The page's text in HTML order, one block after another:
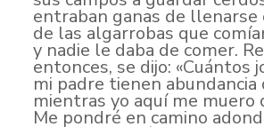
entraban ganas de
de las algarrobas que
y nadie le daba de comer.
entonces, se dijo: «Cuántos
mi padre tienen abundancia
mientras yo aquí me muero
Me pondré en camino